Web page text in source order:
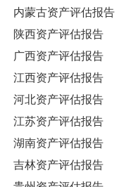
内蒙古资产评估报告
陕西资产评估报告
广西资产评估报告
江西资产评估报告
河北资产评估报告
江苏资产评估报告
湖南资产评估报告
吉林资产评估报告